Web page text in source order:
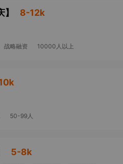
】 8-12k
战略融资 10000人以上
50-99人
5-8k